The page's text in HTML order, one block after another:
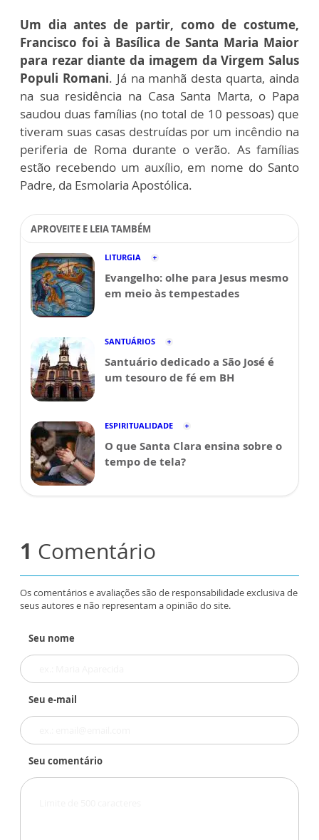
Um dia antes de partir, como de costume,
Francisco foi à Basílica de Santa Maria Maior
para rezar diante da imagem da Virgem Salus
Populi Romani. Já na manhã desta quarta, ainda
na sua residência na Casa Santa Marta, o Papa
saudou duas famílias (no total de 10 pessoas) que
tiveram suas casas destruídas por um incêndio na
periferia de Roma durante o verão. As famílias
estão recebendo um auxílio, em nome do Santo
Padre, da Esmolaria Apostólica.
APROVEITE E LEIA TAMBÉM
LITURGIA
Evangelho: olhe para Jesus mesmo
em meio às tempestades
SANTUÁRIOS
Santuário dedicado a São José é
um tesouro de fé em BH
ESPIRITUALIDADE
O que Santa Clara ensina sobre o
tempo de tela?
1 Comentário
Os comentários e avaliações são de responsabilidade exclusiva de
seus autores e não representam a opinião do site.
Seu nome
Seu e-mail
Seu comentário